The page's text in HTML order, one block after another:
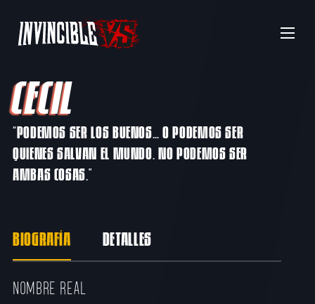
Menu
CECIL
“PODEMOS SER LOS BUENOS… O PODEMOS SER
QUIENES SALVAN EL MUNDO. NO PODEMOS SER
AMBAS COSAS.”
BIOGRAFÍA DETALLES
NOMBRE REAL